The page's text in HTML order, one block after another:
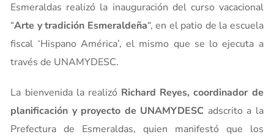
Esmeraldas realizó la inauguración del curso vacacional
“Arte y tradición Esmeraldeña“, en el patio de la escuela
fiscal ‘Hispano América’, el mismo que se lo ejecuta a
través de UNAMYDESC.
La bienvenida la realizó Richard Reyes, coordinador de
planificación y proyecto de UNAMYDESC adscrito a la
Prefectura de Esmeraldas, quien manifestó que los